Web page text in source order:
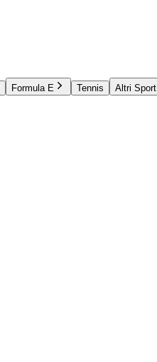
Formula E Tennis Altri Sport